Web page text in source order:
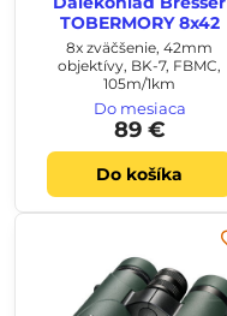
TOBERMORY 8x42
8x zväčšenie, 42mm
objektívy, BK-7, FBMC,
105m/1km
Do mesiaca
89 €
Do košíka